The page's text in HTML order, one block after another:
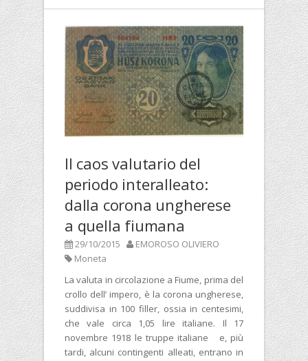
Il caos valutario del
periodo interalleato:
dalla corona ungherese
a quella fiumana
29/10/2015
EMOROSO OLIVIERO
Moneta
La valuta in circolazione a Fiume, prima del
crollo dell’ impero, è la corona ungherese,
suddivisa in 100 filler, ossia in centesimi,
che vale circa 1,05 lire italiane. Il 17
novembre 1918 le truppe italiane e, più
tardi, alcuni contingenti alleati, entrano in